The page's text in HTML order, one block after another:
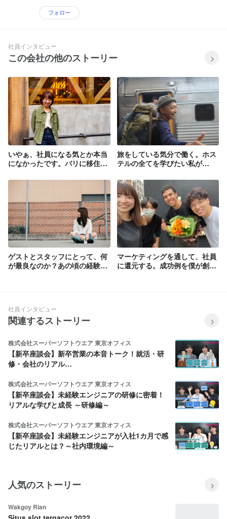
フォロー
社員インタビュー
この会社の他のストーリー
いやぁ、社員になる気とか本当
になかったです。バリに移住し
【PLAY&co 社員Ep.2】
旅をしている気分で働く。ホス
テルの全てを学びたい私が
【PLAY&co 社員Ep.6】
ゲストとスタッフにとって、何
が最良なのか？あの頃の経験が
マーケティングを通して、社員
に還元する。成功例を僕が創り
社員インタビュー
関連するストーリー
株式会社スーパーソフトウエア 東京オフィス
【新卒座談会】新卒営業の本音トーク！就活・研
修・会社のリアル…
株式会社スーパーソフトウエア 東京オフィス
【新卒座談会】未経験エンジニアの研修に密着！
リアルな学びと成長 ～研修編～
株式会社スーパーソフトウエア 東京オフィス
【新卒座談会】未経験エンジニアが入社1カ月で感
じたリアルとは？～社内環境編～
人気のストーリー
Wakgoy Rian